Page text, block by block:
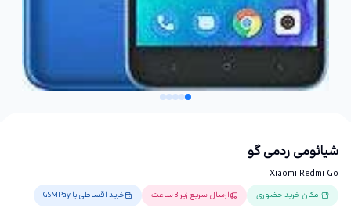
شیائومی ردمی گو
Xiaomi Redmi Go
امکان خرید حضوری ارسال سریع زیر 3 ساعت خرید اقساطی با GSMPay